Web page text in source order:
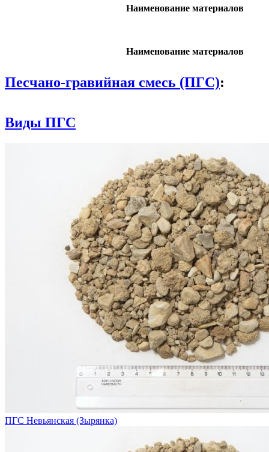
Наименование материалов
Наименование материалов
Песчано-гравийная смесь (ПГС):
Виды ПГС
ПГС Невьянская (Зырянка)